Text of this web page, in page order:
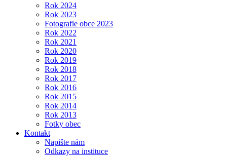
Rok 2024
Rok 2023
Fotografie obce 2023
Rok 2022
Rok 2021
Rok 2020
Rok 2019
Rok 2018
Rok 2017
Rok 2016
Rok 2015
Rok 2014
Rok 2013
Fotky obec
Kontakt
Napište nám
Odkazy na instituce